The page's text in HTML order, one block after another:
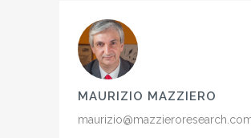
MAURIZIO MAZZIERO